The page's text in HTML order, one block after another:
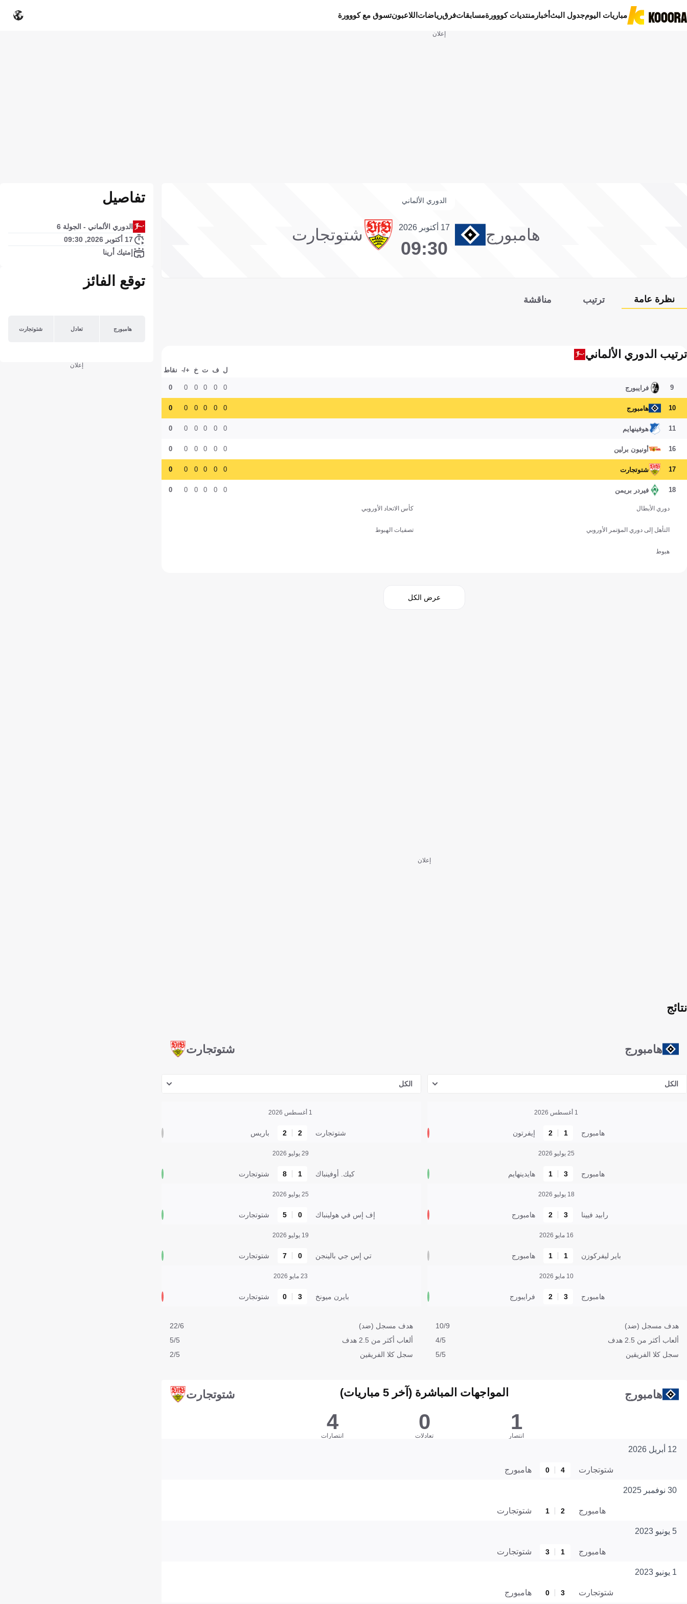
مباريات اليومجدول البثأخبار منتديات كووورةمسابقاتفرقرياضات اللاعبونتسوق مع كووورة
إعلان
الدوري الألماني
هامبورج 17 أكتوبر 2026
09:30
شتوتجارت
نظرة عامة ترتيب مناقشة
ترتيب الدوري الألماني
ل ف ت خ +/- نقاط
9 فرايبورج 0
0
0
0
0
0
10 هامبورج 0
0
0
0
0
0
11 هوفينهايم 0
0
0
0
0
0
16 أونيون برلين 0
0
0
0
0
0
17 شتوتجارت 0
0
0
0
0
0
18 فيردر بريمن 0
0
0
0
0
0
دوري الأبطال كأس الاتحاد الأوروبي
التأهل إلى دوري المؤتمر الأوروبي تصفيات الهبوط
هبوط
عرض الكل
إعلان
هامبورج
نتائج
شتوتجارت
الكل
1 أغسطس 2026
هامبورج 1
2 إيفرتون
25 يوليو 2026
هامبورج 3
1 هايدينهايم
18 يوليو 2026
رابيد فيينا 3
2 هامبورج
16 مايو 2026
باير ليفركوزن 1
1 هامبورج
10 مايو 2026
هامبورج 3
2 فرايبورج
هدف مسجل (ضد)
10/9
ألعاب أكثر من 2.5 هدف
4/5
سجل كلا الفريقين
5/5
الكل
1 أغسطس 2026
شتوتجارت 2
2 باريس
29 يوليو 2026
كيك. أوفينباك 1
8 شتوتجارت
25 يوليو 2026
إف إس في هولينباك 0
5 شتوتجارت
19 يوليو 2026
تي إس جي بالينجن 0
7 شتوتجارت
23 مايو 2026
بايرن ميونخ 3
0 شتوتجارت
هدف مسجل (ضد)
22/6
ألعاب أكثر من 2.5 هدف
5/5
سجل كلا الفريقين
2/5
هامبورج المواجهات المباشرة (آخر 5 مباريات) شتوتجارت
1
انتصار
0
تعادلات
4
انتصارات
12 أبريل 2026
شتوتجارت 4
0 هامبورج
30 نوفمبر 2025
هامبورج 2
1 شتوتجارت
5 يونيو 2023
هامبورج 1
3 شتوتجارت
1 يونيو 2023
شتوتجارت 3
0 هامبورج
تفاصيل
الدوري الألماني - الجولة 6
17 أكتوبر 2026, 09:30
إمتيك أرينا
توقع الفائز
هامبورج تعادل شتوتجارت
إعلان